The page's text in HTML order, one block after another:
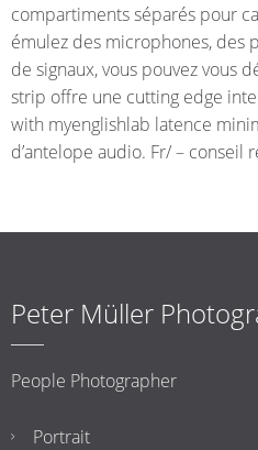
compartiments séparés pour
émulez des microphones, des
de signaux, vous pouvez vous
strip offre une cutting edge
with myenglishlab latence
d’antelope audio. Fr/ – conseil
Peter Müller
People Photographer
Portrait